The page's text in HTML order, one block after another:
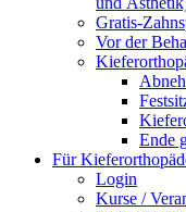
Gratis-
Vor der
Ende
Für
Login
Kurse /